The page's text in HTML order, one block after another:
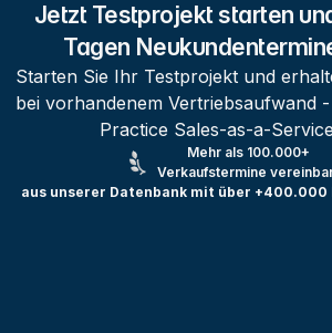
Jetzt Testprojekt starten
Tagen
Starten Sie Ihr Testprojekt und
bei vorhandenem Vertriebsaufwand
Practice Sales-as-a-
Mehr als 100.000+
Verkaufstermine
aus unserer Datenbank mit über +400.000